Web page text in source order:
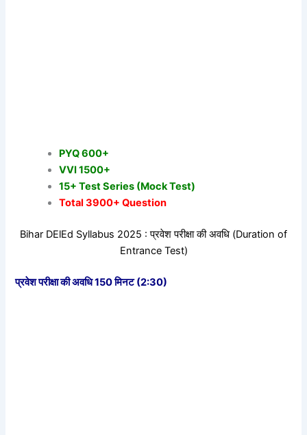
PYQ 600+
VVI 1500+
15+ Test Series (Mock Test)
Total 3900+ Question
Bihar DElEd Syllabus 2025 : प्रवेश परीक्षा की अवधि (Duration of
Entrance Test)
प्रवेश परीक्षा की अवधि 150 मिनट (2:30)